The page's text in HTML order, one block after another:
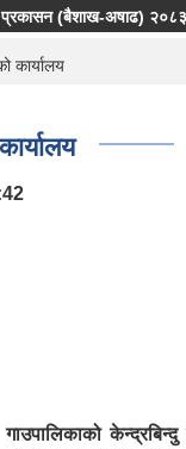
(बैशाख-अषाढ) २०८३
कार्यालय